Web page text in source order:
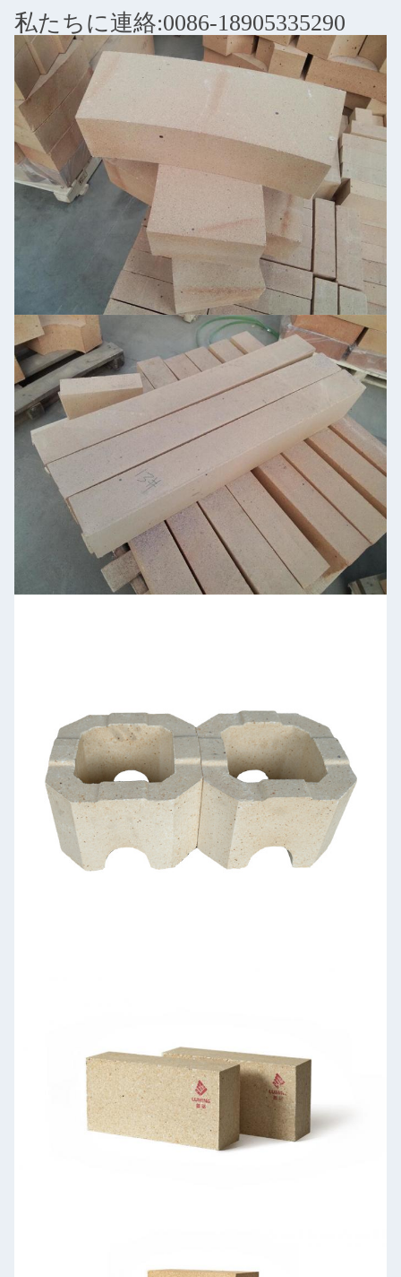
私たちに連絡:0086-18905335290